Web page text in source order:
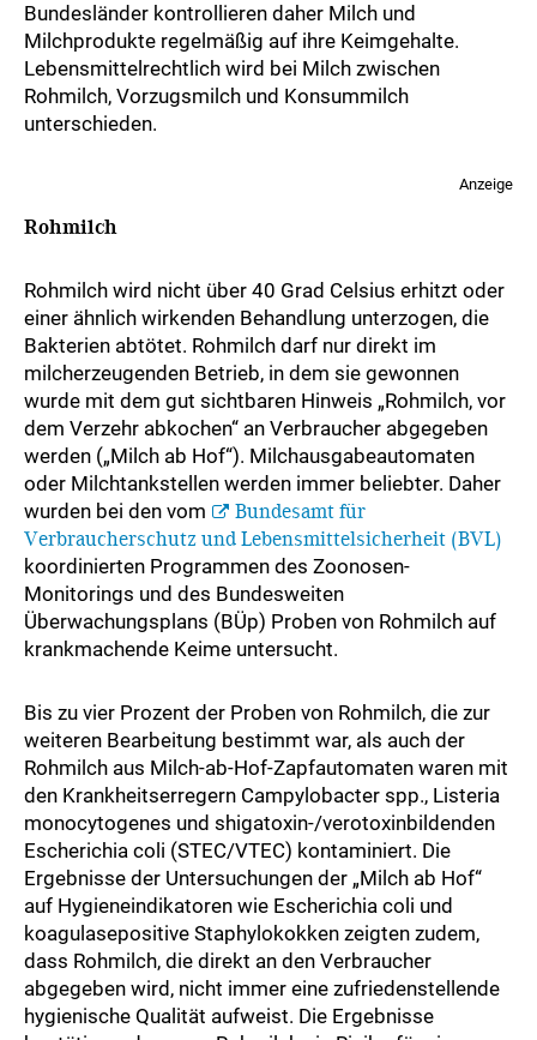
Bundesländer kontrollieren daher Milch und
Milchprodukte regelmäßig auf ihre Keimgehalte.
Lebensmittelrechtlich wird bei Milch zwischen
Rohmilch, Vorzugsmilch und Konsummilch
unterschieden.
Anzeige
Rohmilch
Rohmilch wird nicht über 40 Grad Celsius erhitzt oder
einer ähnlich wirkenden Behandlung unterzogen, die
Bakterien abtötet. Rohmilch darf nur direkt im
milcherzeugenden Betrieb, in dem sie gewonnen
wurde mit dem gut sichtbaren Hinweis „Rohmilch, vor
dem Verzehr abkochen“ an Verbraucher abgegeben
werden („Milch ab Hof“). Milchausgabeautomaten
oder Milchtankstellen werden immer beliebter. Daher
wurden bei den vom
Bundesamt für
Verbraucherschutz und Lebensmittelsicherheit (BVL)
koordinierten Programmen des Zoonosen-
Monitorings und des Bundesweiten
Überwachungsplans (BÜp) Proben von Rohmilch auf
krankmachende Keime untersucht.
Bis zu vier Prozent der Proben von Rohmilch, die zur
weiteren Bearbeitung bestimmt war, als auch der
Rohmilch aus Milch-ab-Hof-Zapfautomaten waren mit
den Krankheitserregern Campylobacter spp., Listeria
monocytogenes und shigatoxin-/verotoxinbildenden
Escherichia coli (STEC/VTEC) kontaminiert. Die
Ergebnisse der Untersuchungen der „Milch ab Hof“
auf Hygieneindikatoren wie Escherichia coli und
koagulasepositive Staphylokokken zeigten zudem,
dass Rohmilch, die direkt an den Verbraucher
abgegeben wird, nicht immer eine zufriedenstellende
hygienische Qualität aufweist. Die Ergebnisse